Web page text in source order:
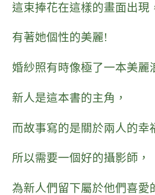
這束捧花在這樣的畫面出現
有著她個性的美麗!
婚紗照有時像極了一本美麗
新人是這本書的主角，
而故事寫的是關於兩人的幸
所以需要一個好的攝影師，
為新人們留下屬於他們喜愛